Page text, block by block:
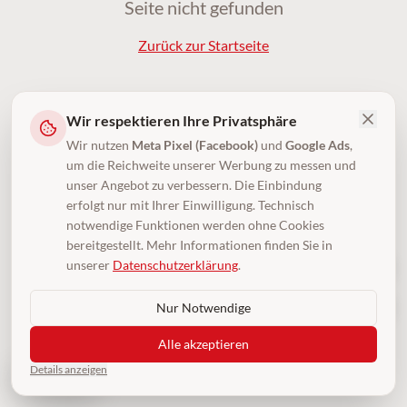
Seite nicht gefunden
Zurück zur Startseite
4,5 (250)
Wir respektieren Ihre Privatsphäre
Wir nutzen Meta Pixel (Facebook) und Google Ads,
um die Reichweite unserer Werbung zu messen und
unser Angebot zu verbessern. Die Einbindung
erfolgt nur mit Ihrer Einwilligung. Technisch
notwendige Funktionen werden ohne Cookies
bereitgestellt. Mehr Informationen finden Sie in
unserer Datenschutzerklärung.
Details anzeigen
Nur Notwendige
Alle akzeptieren